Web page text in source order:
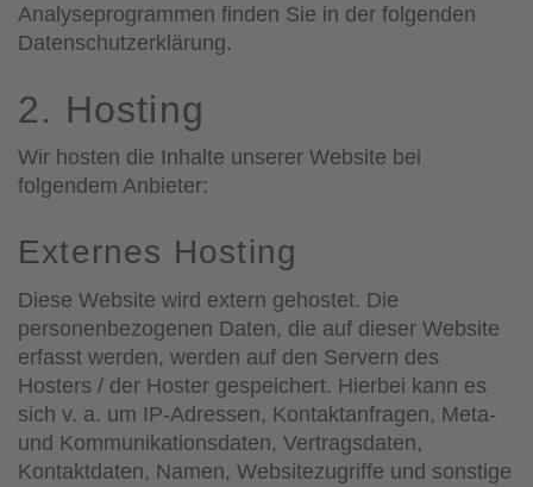
Analyseprogrammen finden Sie in der folgenden
Datenschutzerklärung.
2. Hosting
Wir hosten die Inhalte unserer Website bei
folgendem Anbieter:
Externes Hosting
Diese Website wird extern gehostet. Die
personenbezogenen Daten, die auf dieser Website
erfasst werden, werden auf den Servern des
Hosters / der Hoster gespeichert. Hierbei kann es
sich v. a. um IP-Adressen, Kontaktanfragen, Meta-
und Kommunikationsdaten, Vertragsdaten,
Kontaktdaten, Namen, Websitezugriffe und sonstige